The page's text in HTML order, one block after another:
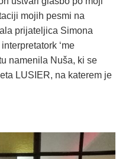
mojih pesmi na
prijateljica Simona
‘me
namenila Nuša, ki se
LUSIER, na katerem je